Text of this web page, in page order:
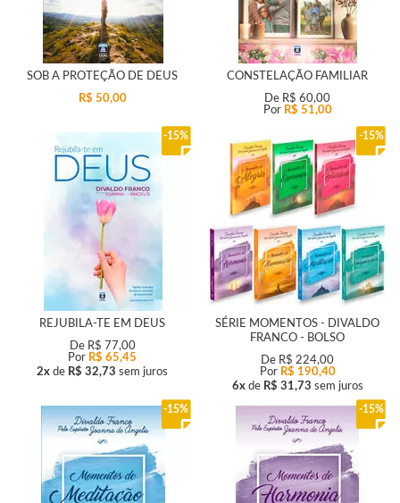
SOB A PROTEÇÃO DE DEUS
R$ 50,00
CONSTELAÇÃO FAMILIAR
De R$ 60,00
Por R$ 51,00
15%
REJUBILA-TE EM DEUS
De R$ 77,00
Por R$ 65,45
2xde R$ 32,73 sem juros
15%
SÉRIE MOMENTOS - DIVALDO
FRANCO - BOLSO
De R$ 224,00
Por R$ 190,40
6x de R$ 31,73 sem juros
15% 15%